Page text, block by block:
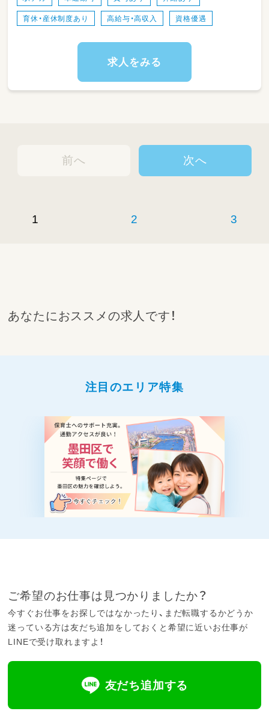
育休・産休制度あり 高給与・高収入 資格優遇
求人をみる
前へ
1 2 3
次へ
あなたにおススメの求人です！
注目のエリア特集
ご希望のお仕事は見つかりましたか？
今すぐお仕事をお探しではなかったり、まだ転職するかどうか
迷っている方は友だち追加をしておくと希望に近いお仕事が
LINEで受け取れますよ！
友だち追加する